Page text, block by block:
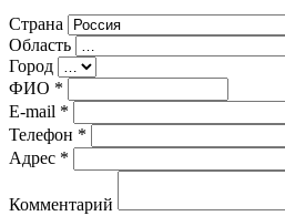
Страна
Область
Город
ФИО *
E-mail *
Телефон *
Адрес *
Комментарий